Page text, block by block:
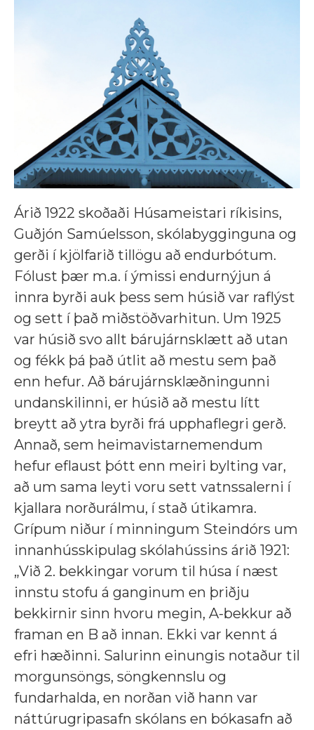
Árið 1922 skoðaði Húsameistari ríkisins,
Guðjón Samúelsson, skólabygginguna og
gerði í kjölfarið tillögu að endurbótum.
Fólust þær m.a. í ýmissi endurnýjun á
innra byrði auk þess sem húsið var raflýst
og sett í það miðstöðvarhitun. Um 1925
var húsið svo allt bárujárnsklætt að utan
og fékk þá það útlit að mestu sem það
enn hefur. Að bárujárnsklæðningunni
undanskilinni, er húsið að mestu lítt
breytt að ytra byrði frá upphaflegri gerð.
Annað, sem heimavistarnemendum
hefur eflaust þótt enn meiri bylting var,
að um sama leyti voru sett vatnssalerni í
kjallara norðurálmu, í stað útikamra.
Grípum niður í minningum Steindórs um
innanhússkipulag skólahússins árið 1921:
„Við 2. bekkingar vorum til húsa í næst
innstu stofu á ganginum en þriðju
bekkirnir sinn hvoru megin, A-bekkur að
framan en B að innan. Ekki var kennt á
efri hæðinni. Salurinn einungis notaður til
morgunsöngs, söngkennslu og
fundarhalda, en norðan við hann var
náttúrugripasafn skólans en bókasafn að